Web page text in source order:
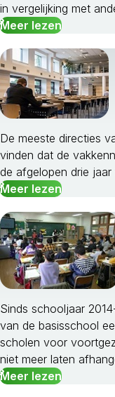
in vergelijking met
Meer lezen
De meeste directies
vinden dat de
de afgelopen drie
Meer lezen
Sinds schooljaar
van de basisschool
scholen voor
niet meer laten
Meer lezen